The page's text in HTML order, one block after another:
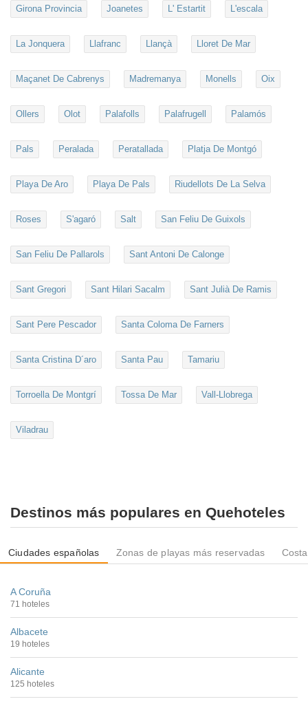
Girona Provincia Joanetes L' Estartit L'escala
La Jonquera Llafranc Llançà Lloret De Mar
Maçanet De Cabrenys Madremanya Monells Oix
Ollers Olot Palafolls Palafrugell Palamós
Pals Peralada Peratallada Platja De Montgó
Playa De Aro Playa De Pals Riudellots De La Selva
Roses S'agaró Salt San Feliu De Guixols
San Feliu De Pallarols Sant Antoni De Calonge
Sant Gregori Sant Hilari Sacalm Sant Julià De Ramis
Sant Pere Pescador Santa Coloma De Farners
Santa Cristina D´aro Santa Pau Tamariu
Torroella De Montgrí Tossa De Mar Vall-Llobrega
Viladrau
Destinos más populares en Quehoteles
Ciudades españolas Zonas de playas más reservadas
A Coruña
71 hoteles
Albacete
19 hoteles
Alicante
125 hoteles